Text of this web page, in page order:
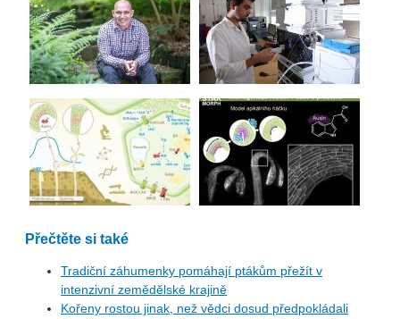
Přečtěte si také
Tradiční záhumenky pomáhají ptákům přežít v
intenzivní zemědělské krajině
Kořeny rostou jinak, než vědci dosud předpokládali